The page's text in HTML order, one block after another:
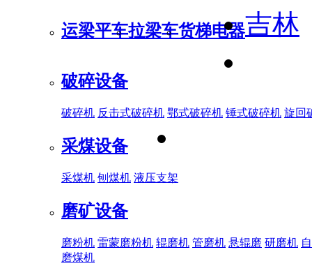
运梁平车拉梁车货梯电器
破碎设备
破碎机 反击式破碎机 鄂式破碎机 锤式破碎机 旋回
采煤设备
采煤机 刨煤机 液压支架
磨矿设备
磨粉机 雷蒙磨粉机 辊磨机 管磨机 悬辊磨 研磨机
磨煤机
吉林